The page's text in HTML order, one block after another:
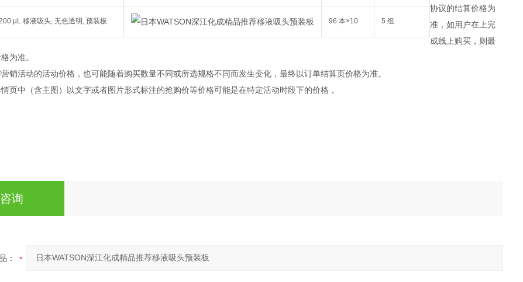
µL 移液吸头, 无色透明, 预装板 96 本×10 5 组
协议的结算价格为
准，如用户在上完
成线上购买，则最
为准。
销活动的活动价格，也可能随着购买数量不同或所选规格不同而发生变化，最终以订单结算页价格为准。
页中（含主图）以文字或者图片形式标注的抢购价等价格可能是在特定活动时段下的价格，
询
：